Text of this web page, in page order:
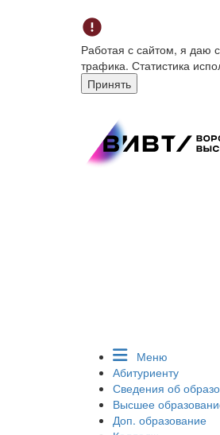
Работая с сайтом, я даю
трафика. Статистика
Принять
Меню
Абитуриенту
Сведения об
Высшее
Доп. образование